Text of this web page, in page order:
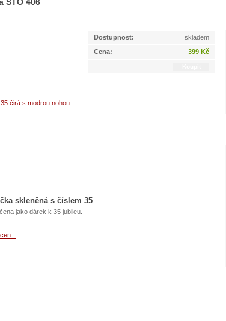
Dostupnost:
skladem
Cena:
399 Kč
skleněná s číslem 35
jako dárek k 35 jubileu.